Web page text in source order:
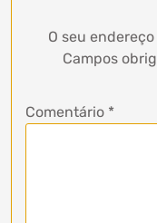
O seu
Campos
Comentário *